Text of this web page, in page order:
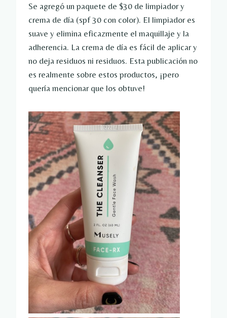
Se agregó un paquete de $30 de limpiador y
crema de día (spf 30 con color). El limpiador es
suave y elimina eficazmente el maquillaje y la
adherencia. La crema de día es fácil de aplicar y
no deja residuos ni residuos. Esta publicación no
es realmente sobre estos productos, ¡pero
quería mencionar que los obtuve!